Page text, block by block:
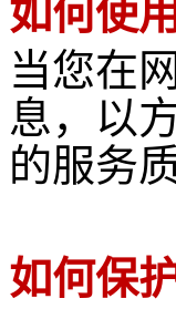
如何使
当您在
息，以
的服务
如何保